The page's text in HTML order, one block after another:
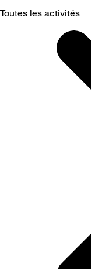
Toutes les activités